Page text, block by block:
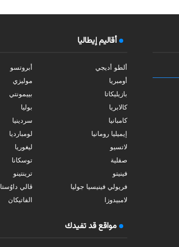
أقاليم إيطاليا
ألطو أديجي
أبروتسو
أومبريا
موليزي
بازيليكاتا
بييمونتي
كالابريا
بوليا
كامبانيا
سردينيا
إيميليا رومانيا
لومبارديا
لاتسيو
ليغوريا
صقلية
توسكانا
فينيتو
ترينتينو
فريولي فينيسيا جوليا
ڤالي داوُستا
لامبيدوزا
الفاتيكان
مواقع قد تفيدك